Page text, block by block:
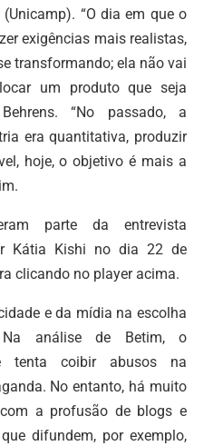
“O dia em que o
exigências mais realistas,
transformando; ela não vai
um produto que seja
“No passado, a
era quantitativa, produzir
hoje, o objetivo é mais a
parte da entrevista
Kátia Kishi no dia 22 de
clicando no player acima.
e da mídia na escolha
Na análise de Betim, o
tenta coibir abusos na
No entanto, há muito
a profusão de blogs e
difundem, por exemplo,